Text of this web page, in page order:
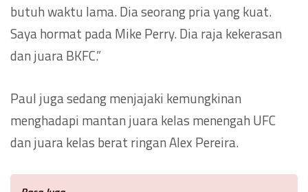
butuh waktu lama. Dia seorang pria yang kuat.
Saya hormat pada Mike Perry. Dia raja kekerasan
dan juara BKFC.”
Paul juga sedang menjajaki kemungkinan
menghadapi mantan juara kelas menengah UFC
dan juara kelas berat ringan Alex Pereira.